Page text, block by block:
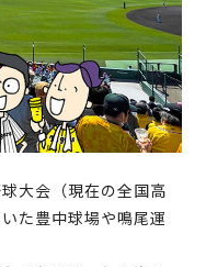
大会（現在の全国高
た豊中球場や鳴尾運